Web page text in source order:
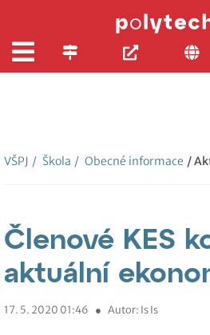
VŠPJ / Škola / Obecné informace /
Členové KES
aktuální
17. 5. 2020 01:46 ● Autor: Is Is